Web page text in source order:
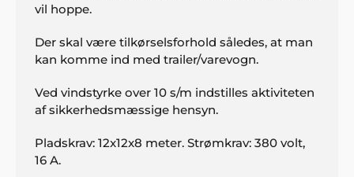
vil hoppe.
Der skal være tilkørselsforhold således, at man
kan komme ind med trailer/varevogn.
Ved vindstyrke over 10 s/m indstilles aktiviteten
af sikkerhedsmæssige hensyn.
Pladskrav: 12x12x8 meter. Strømkrav: 380 volt,
16 A.